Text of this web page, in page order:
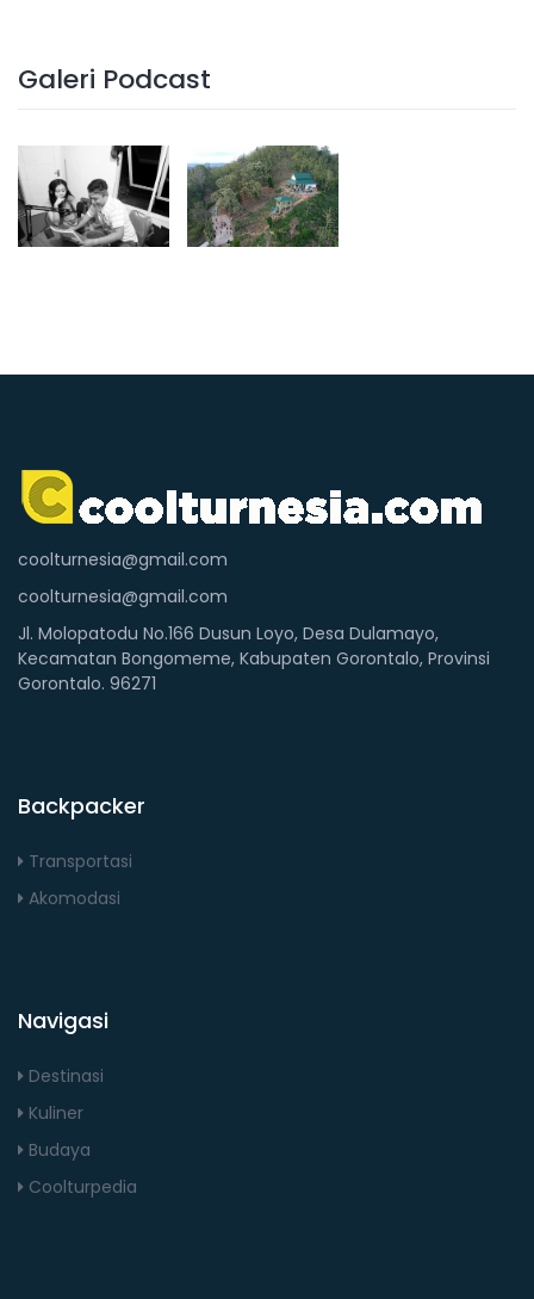
Galeri Podcast
coolturnesia@gmail.com
coolturnesia@gmail.com
Jl. Molopatodu No.166 Dusun Loyo, Desa Dulamayo,
Kecamatan Bongomeme, Kabupaten Gorontalo, Provinsi
Gorontalo. 96271
Backpacker
Transportasi
Akomodasi
Navigasi
Destinasi
Kuliner
Budaya
Coolturpedia